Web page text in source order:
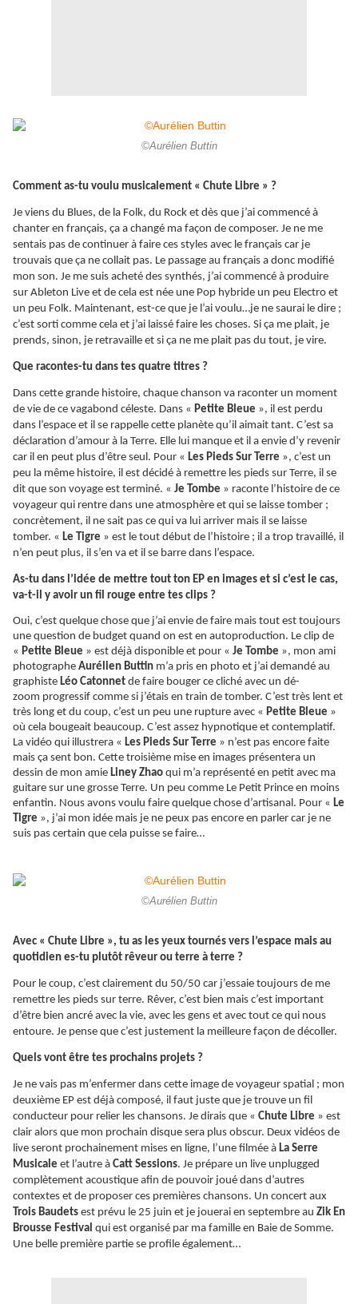
©Aurélien Buttin
Comment as-tu voulu musicalement « Chute Libre » ?
Je viens du Blues, de la Folk, du Rock et dès que j’ai commencé à
chanter en français, ça a changé ma façon de composer. Je ne me
sentais pas de continuer à faire ces styles avec le français car je
trouvais que ça ne collait pas. Le passage au français a donc modifié
mon son. Je me suis acheté des synthés, j’ai commencé à produire
sur Ableton Live et de cela est née une Pop hybride un peu Electro et
un peu Folk. Maintenant, est-ce que je l’ai voulu…je ne saurai le dire ;
c’est sorti comme cela et j’ai laissé faire les choses. Si ça me plait, je
prends, sinon, je retravaille et si ça ne me plait pas du tout, je vire.
Que racontes-tu dans tes quatre titres ?
Dans cette grande histoire, chaque chanson va raconter un moment
de vie de ce vagabond céleste. Dans « Petite Bleue », il est perdu
dans l’espace et il se rappelle cette planète qu’il aimait tant. C’est sa
déclaration d’amour à la Terre. Elle lui manque et il a envie d’y revenir
car il en peut plus d’être seul. Pour « Les Pieds Sur Terre », c’est un
peu la même histoire, il est décidé à remettre les pieds sur Terre, il se
dit que son voyage est terminé. « Je Tombe » raconte l’histoire de ce
voyageur qui rentre dans une atmosphère et qui se laisse tomber ;
concrètement, il ne sait pas ce qui va lui arriver mais il se laisse
tomber. « Le Tigre » est le tout début de l’histoire ; il a trop travaillé, il
n’en peut plus, il s’en va et il se barre dans l’espace.
As-tu dans l’idée de mettre tout ton EP en images et si c’est le cas,
va-t-il y avoir un fil rouge entre tes clips ?
Oui, c’est quelque chose que j’ai envie de faire mais tout est toujours
une question de budget quand on est en autoproduction. Le clip de
« Petite Bleue » est déjà disponible et pour « Je Tombe », mon ami
photographe Aurélien Buttin m’a pris en photo et j’ai demandé au
graphiste Léo Catonnet de faire bouger ce cliché avec un dé-
zoom progressif comme si j’étais en train de tomber. C’est très lent et
très long et du coup, c’est un peu une rupture avec « Petite Bleue »
où cela bougeait beaucoup. C’est assez hypnotique et contemplatif.
La vidéo qui illustrera « Les Pieds Sur Terre » n’est pas encore faite
mais ça sent bon. Cette troisième mise en images présentera un
dessin de mon amie Liney Zhao qui m’a représenté en petit avec ma
guitare sur une grosse Terre. Un peu comme Le Petit Prince en moins
enfantin. Nous avons voulu faire quelque chose d’artisanal. Pour « Le
Tigre », j’ai mon idée mais je ne peux pas encore en parler car je ne
suis pas certain que cela puisse se faire…
©Aurélien Buttin
Avec « Chute Libre », tu as les yeux tournés vers l’espace mais au
quotidien es-tu plutôt rêveur ou terre à terre ?
Pour le coup, c’est clairement du 50/50 car j’essaie toujours de me
remettre les pieds sur terre. Rêver, c’est bien mais c’est important
d’être bien ancré avec la vie, avec les gens et avec tout ce qui nous
entoure. Je pense que c’est justement la meilleure façon de décoller.
Quels vont être tes prochains projets ?
Je ne vais pas m’enfermer dans cette image de voyageur spatial ; mon
deuxième EP est déjà composé, il faut juste que je trouve un fil
conducteur pour relier les chansons. Je dirais que « Chute Libre » est
clair alors que mon prochain disque sera plus obscur. Deux vidéos de
live seront prochainement mises en ligne, l’une filmée à La Serre
Musicale et l’autre à Catt Sessions. Je prépare un live unplugged
complètement acoustique afin de pouvoir joué dans d’autres
contextes et de proposer ces premières chansons. Un concert aux
Trois Baudets est prévu le 25 juin et je jouerai en septembre au Zik En
Brousse Festival qui est organisé par ma famille en Baie de Somme.
Une belle première partie se profile également…